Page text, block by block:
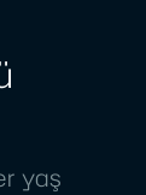
yaş